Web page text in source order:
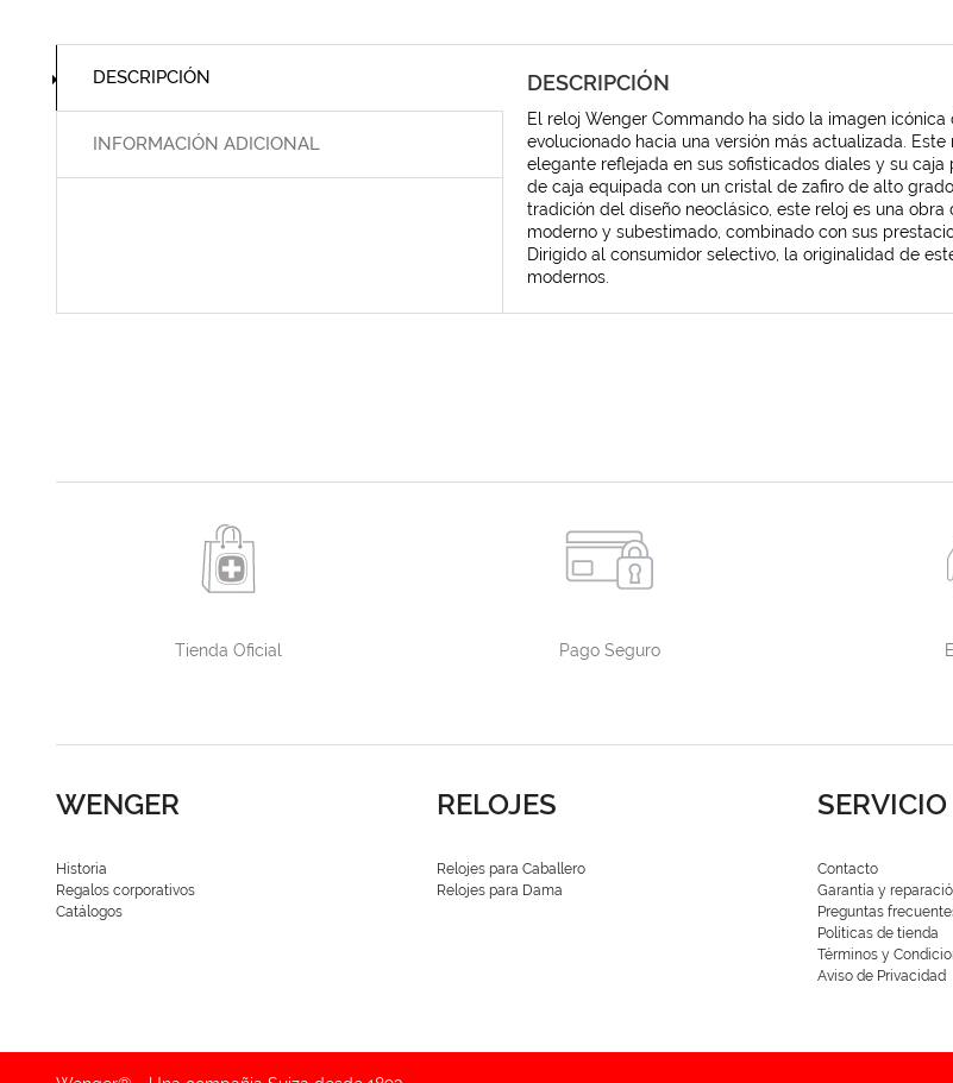
DESCRIPCIÓN
INFORMACIÓN ADICIONAL
DESCRIPCIÓN
El reloj Wenger Commando ha sido la imagen
evolucionado hacia una versión más actualizada.
elegante reflejada en sus sofisticados diales y su
de caja equipada con un cristal de zafiro de alto
tradición del diseño neoclásico, este reloj es una
moderno y subestimado, combinado con sus
Dirigido al consumidor selectivo, la originalidad de
modernos.
Tienda Oficial Pago Seguro
WENGER
Historia
Regalos corporativos
Catálogos
RELOJES
Relojes para Caballero
Relojes para Dama
SERVICIO
Contacto
Garantía y
Preguntas
Políticas de tienda
Términos y
Aviso de Privacidad